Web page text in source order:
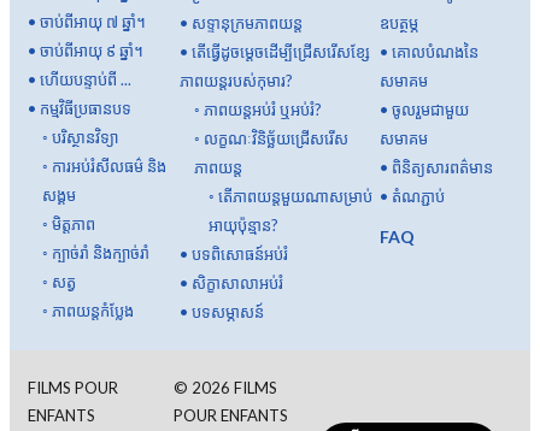
• ចាប់ពីអាយុ ៧ ឆ្នាំ។
• ចាប់ពីអាយុ ៩ ឆ្នាំ។
• ហើយបន្ទាប់ពី ...
• កម្មវិធីប្រធានបទ
◦ បរិស្ថានវិទ្យា
◦ ការអប់រំសីលធម៌ និង
សង្គម
◦ មិត្តភាព
◦ ក្បាច់រាំ និងក្បាច់រាំ
◦ សត្វ
◦ ភាពយន្តកំប្លែង
• សទ្ទានុក្រមភាពយន្ត
• តើធ្វើដូចម្តេចដើម្បីជ្រើសរើសខ្សែ
ភាពយន្តរបស់កុមារ?
◦ ភាពយន្តអប់រំ ឬអប់រំ?
◦ លក្ខណៈវិនិច្ឆ័យជ្រើសរើស
ភាពយន្ត
◦ តើ​ភាពយន្ត​មួយ​ណា​សម្រាប់​
អាយុ​ប៉ុន្មាន?
• បទពិសោធន៍អប់រំ
• សិក្ខាសាលាអប់រំ
• បទសម្ភាសន៍
ឧបត្ថម្ភ
•គោលបំណងនៃ
សមាគម
•ចូលរួមជាមួយ
សមាគម
• ពិនិត្យសារពត៌មាន
• តំណភ្ជាប់
FAQ
FILMS POUR
ENFANTS
© 2026 FILMS
POUR ENFANTS